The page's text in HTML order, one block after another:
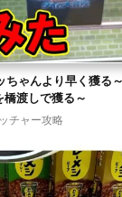
ちゃんより早く獲る
渡しで獲る～
チャー攻略